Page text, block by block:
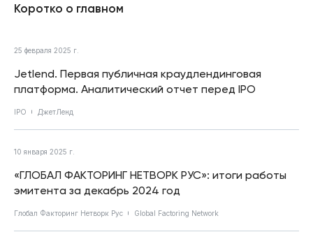
Коротко о главном
25 февраля 2025 г.
Jetlend. Первая публичная краудлендинговая
платформа. Аналитический отчет перед IPO
IPO ДжетЛенд
10 января 2025 г.
«ГЛОБАЛ ФАКТОРИНГ НЕТВОРК РУС»: итоги работы
эмитента за декабрь 2024 год
Глобал Факторинг Нетворк Рус Global Factoring Network